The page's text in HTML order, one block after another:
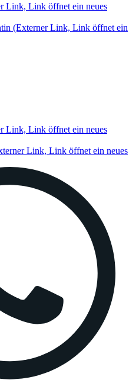
Link, Link öffnet ein neues
(Externer Link, Link öffnet ein
Link, Link öffnet ein neues
Link, Link öffnet ein neues